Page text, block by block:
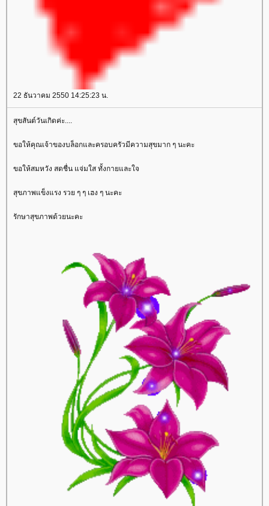
22 ธันวาคม 2550 14:25:23 น.
สุขสันต์วันเกิดค่ะ....
ขอให้คุณเจ้าของบล็อกและครอบครัวมีความสุขมาก ๆ นะคะ
ขอให้สมหวัง สดชื่น แจ่มใส ทั้งกายและใจ
สุขภาพแข็งแรง รวย ๆ ๆ เฮง ๆ นะคะ
รักษาสุขภาพด้วยนะคะ